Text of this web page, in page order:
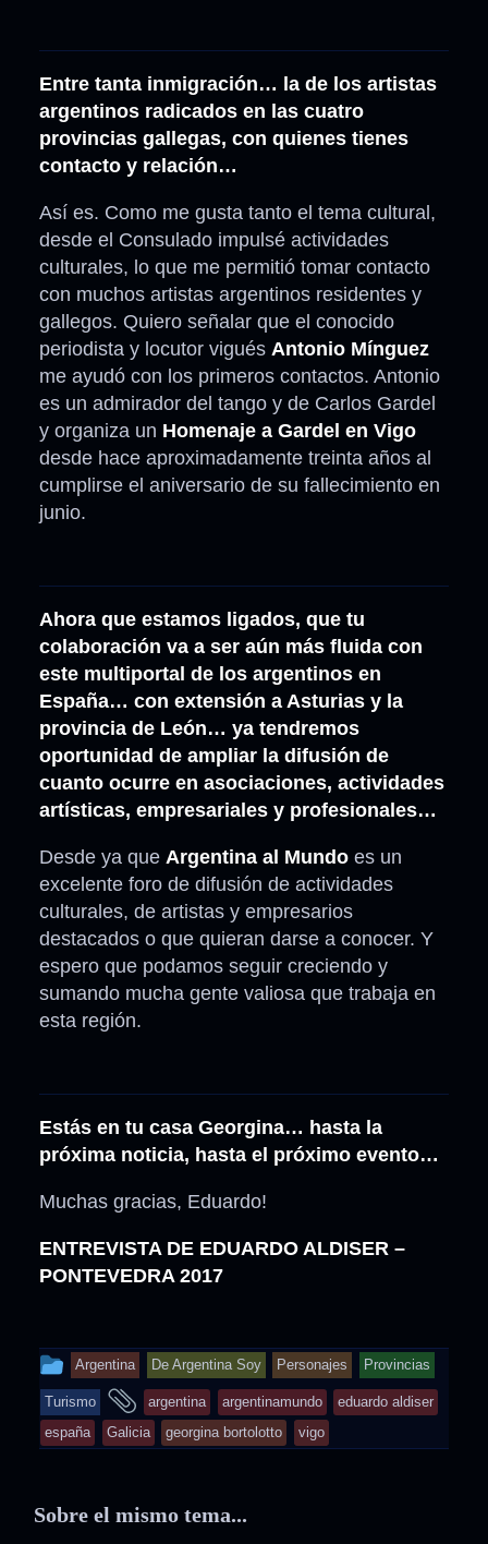
Entre tanta inmigración… la de los artistas
argentinos radicados en las cuatro
provincias gallegas, con quienes tienes
contacto y relación…
Así es. Como me gusta tanto el tema cultural,
desde el Consulado impulsé actividades
culturales, lo que me permitió tomar contacto
con muchos artistas argentinos residentes y
gallegos. Quiero señalar que el conocido
periodista y locutor vigués Antonio Mínguez
me ayudó con los primeros contactos. Antonio
es un admirador del tango y de Carlos Gardel
y organiza un Homenaje a Gardel en Vigo
desde hace aproximadamente treinta años al
cumplirse el aniversario de su fallecimiento en
junio.
Ahora que estamos ligados, que tu
colaboración va a ser aún más fluida con
este multiportal de los argentinos en
España… con extensión a Asturias y la
provincia de León… ya tendremos
oportunidad de ampliar la difusión de
cuanto ocurre en asociaciones, actividades
artísticas, empresariales y profesionales…
Desde ya que Argentina al Mundo es un
excelente foro de difusión de actividades
culturales, de artistas y empresarios
destacados o que quieran darse a conocer. Y
espero que podamos seguir creciendo y
sumando mucha gente valiosa que trabaja en
esta región.
Estás en tu casa Georgina… hasta la
próxima noticia, hasta el próximo evento…
Muchas gracias, Eduardo!
ENTREVISTA DE EDUARDO ALDISER –
PONTEVEDRA 2017
This
entry
was
posted
Argentina De Argentina Soy Personajes Provincias
Turismo
and
tagged
argentina argentinamundo
eduardo aldiser
españa
Galicia georgina bortolotto vigo
Sobre el mismo tema...